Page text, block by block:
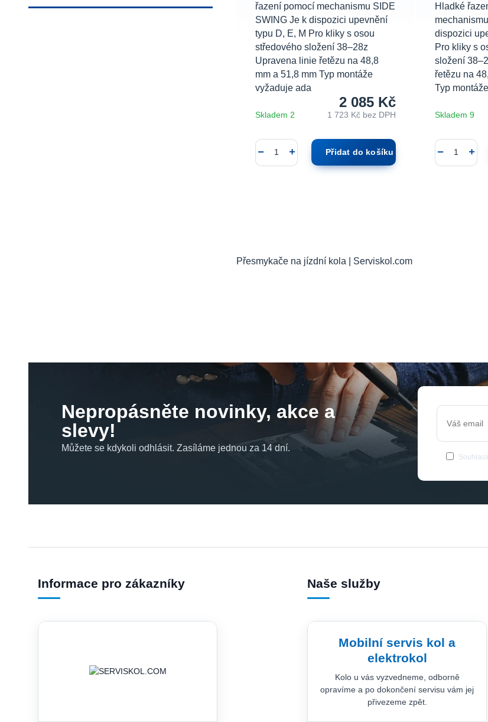
řazení pomocí mechanismu SIDE
SWING Je k dispozici upevnění
typu D, E, M Pro kliky s osou
středového složení 38–28z
Upravena linie řetězu na 48,8
mm a 51,8 mm Typ montáže
vyžaduje ada
2 085 Kč
1 723 Kč bez DPH
Skladem 2
Přidat do košíku
Hladké
dispozici
Pro kliky s
složení
řetězu na
Typ
Skladem 9
Přesmykače na jízdní kola | Serviskol.com
Nepropásněte novinky, akce a
slevy!
Můžete se kdykoli odhlásit. Zasíláme jednou za 14 dní.
Informace pro zákazníky Naše služby
Mobilní servis kol a
elektrokol
Kolo u vás vyzvedneme, odborně
opravíme a po dokončení servisu vám jej
přivezeme zpět.